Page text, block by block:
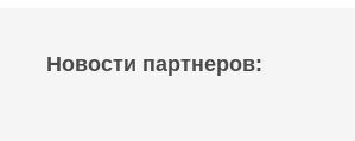
Новости партнеров: